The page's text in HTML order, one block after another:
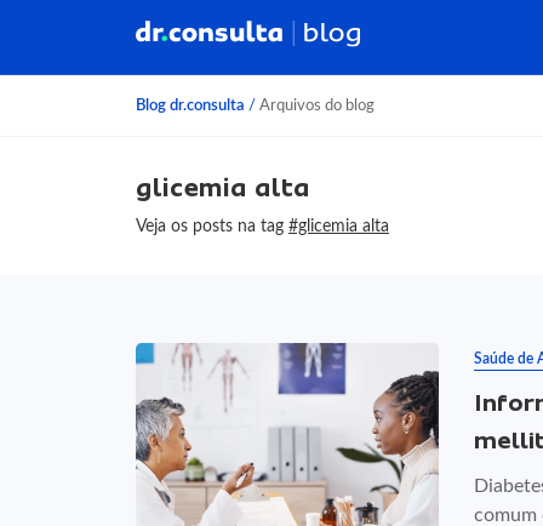
Blog dr.consulta / Arquivos do blog
glicemia alta
Veja os posts na tag #glicemia alta
Saúde de
comum